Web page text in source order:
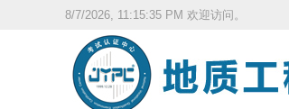
8/7/2026, 11:15:36 PM 欢迎访问。